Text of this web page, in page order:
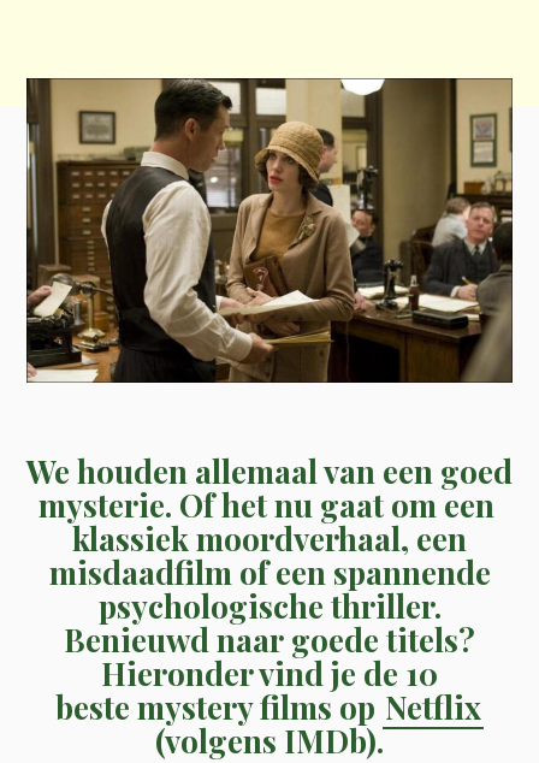
We houden allemaal van een goed
mysterie. Of het nu gaat om een ​​
klassiek moordverhaal, een
misdaadfilm of een spannende
psychologische thriller.
Benieuwd naar goede titels?
Hieronder vind je de 10
beste mystery films op Netflix
(volgens IMDb).